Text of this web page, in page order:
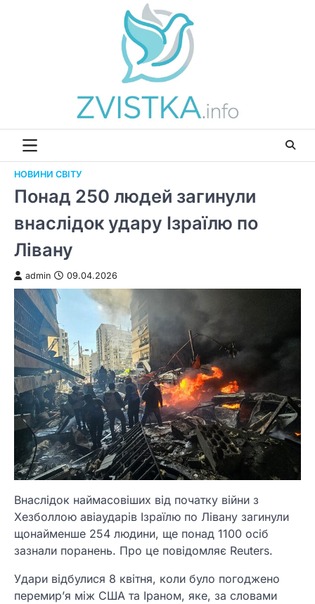
НОВИНИ СВІТУ
Понад 250 людей загинули
внаслідок удару Ізраїлю по
Лівану
admin 09.04.2026
Внаслідок наймасовіших від початку війни з
Хезболлою авіаударів Ізраїлю по Лівану загинули
щонайменше 254 людини, ще понад 1100 осіб
зазнали поранень. Про це повідомляє Reuters.
Удари відбулися 8 квітня, коли було погоджено
перемир’я між США та Іраном, яке, за словами